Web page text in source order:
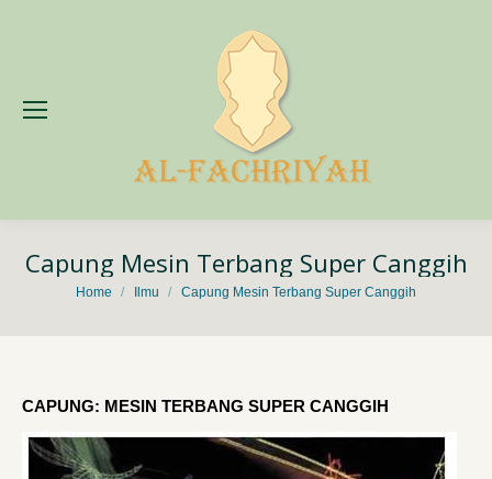
Capung Mesin Terbang Super Canggih
You are here:
Home Ilmu Capung Mesin Terbang Super Canggih
CAPUNG: MESIN TERBANG SUPER CANGGIH